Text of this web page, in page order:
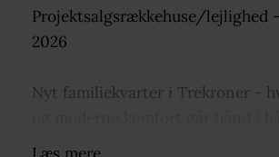
Projektsalgsrækkehuse/
2026
Nyt familiekvarter i Trekroner -
I Langehøjen i Trekroner bliver